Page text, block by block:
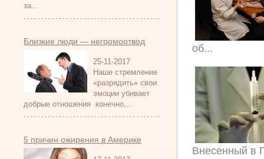
за...
Близкие люди — негромоотвод
25-11-2017
Наше стремление
«разрядить» свои
эмоции убивает
добрые отношения конечно,...
5 причин ожирения в Америке
об...
Внесенный в